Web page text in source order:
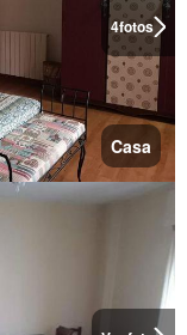
4fotos
Casa